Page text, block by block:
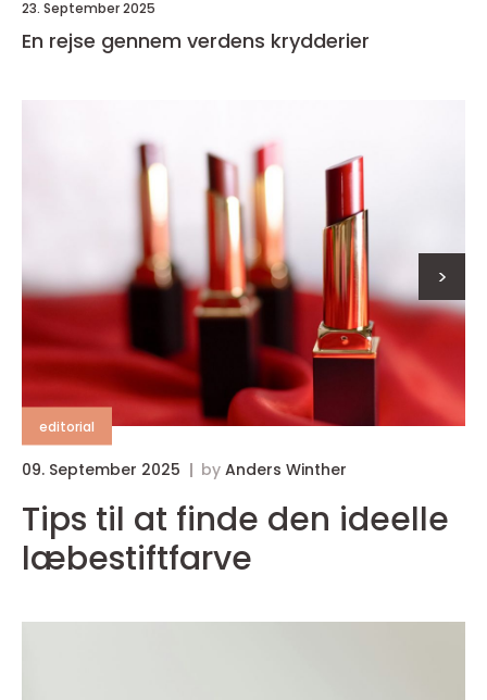
23. September 2025
En rejse gennem verdens krydderier
editorial
09. September 2025 by Anders Winther
Tips til at finde den ideelle
læbestiftfarve
>